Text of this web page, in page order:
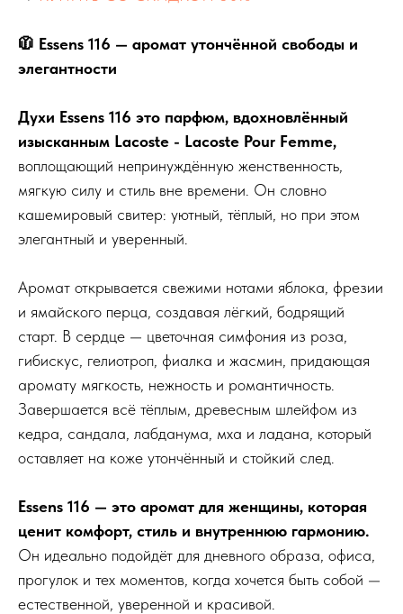
🧥 Essens 116 — аромат утончённой свободы и
элегантности
Духи Essens 116 это парфюм, вдохновлённый
изысканным Lacoste - Lacoste Pour Femme,
воплощающий непринуждённую женственность,
мягкую силу и стиль вне времени. Он словно
кашемировый свитер: уютный, тёплый, но при этом
элегантный и уверенный.
Аромат открывается свежими нотами яблока, фрезии
и ямайского перца, создавая лёгкий, бодрящий
старт. В сердце — цветочная симфония из роза,
гибискус, гелиотроп, фиалка и жасмин, придающая
аромату мягкость, нежность и романтичность.
Завершается всё тёплым, древесным шлейфом из
кедра, сандала, лабданума, мха и ладана, который
оставляет на коже утончённый и стойкий след.
Essens 116 — это аромат для женщины, которая
ценит комфорт, стиль и внутреннюю гармонию.
Он идеально подойдёт для дневного образа, офиса,
прогулок и тех моментов, когда хочется быть собой —
естественной, уверенной и красивой.